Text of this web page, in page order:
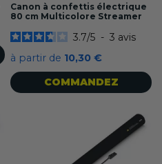
Canon à confettis électrique
80 cm Multicolore Streamer
3.7/5 - 3 avis
à partir de 10,30 €
COMMANDEZ